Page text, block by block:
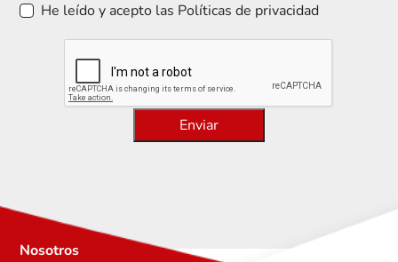
He leído y acepto las Políticas de privacidad
Enviar
Nosotros